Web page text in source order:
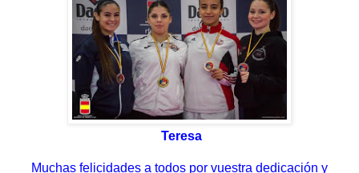
Teresa
Muchas felicidades a todos por vuestra dedicación y